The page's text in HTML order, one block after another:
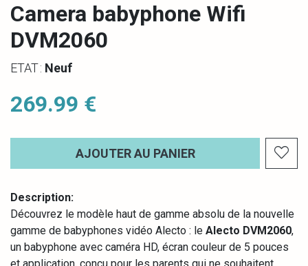
Camera babyphone Wifi
DVM2060
ETAT : Neuf
269.99 €
AJOUTER AU PANIER
Description:
Découvrez le modèle haut de gamme absolu de la nouvelle
gamme de babyphones vidéo Alecto : le Alecto DVM2060,
un babyphone avec caméra HD, écran couleur de 5 pouces